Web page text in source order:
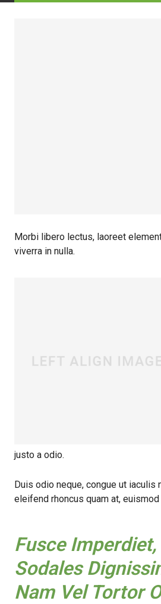
Morbi libero lectus, laoreet
viverra in nulla.
justo a odio.
Duis odio neque, congue ut iaculis
eleifend rhoncus quam at,
Fusce
Sodales
Nam Vel Tortor